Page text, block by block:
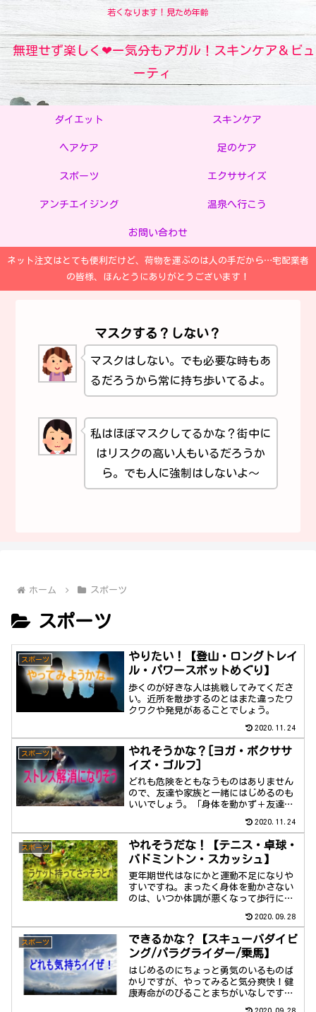
若くなります！見ため年齢
無理せず楽しく❤ー気分もアガル！スキンケア＆ビュ
ーティ
ダイエット スキンケア
ヘアケア 足のケア
スポーツ エクササイズ
アンチエイジング 温泉へ行こう
お問い合わせ
ネット注文はとても便利だけど、荷物を運ぶのは人の手だから…宅配業者
の皆様、ほんとうにありがとうございます！
マスクする？しない？
マスクはしない。でも必要な時もあ
るだろうから常に持ち歩いてるよ。
私はほぼマスクしてるかな？街中に
はリスクの高い人もいるだろうか
ら。でも人に強制はしないよ～
ホーム スポーツ
スポーツ
スポーツ
やりたい！【登山・ロングトレイ
ル・パワースポットめぐり】
歩くのが好きな人は挑戦してみてくださ
い。近所を散歩するのとはまた違ったワ
クワクや発見があることでしょう。
2020.11.24
スポーツ
やれそうかな？[ヨガ・ボクササ
イズ・ゴルフ]
どれも危険をともなうものはありません
ので、友達や家族と一緒にはじめるのも
いいでしょう。「身体を動かず＋友達が
2020.11.24
スポーツ
やれそうだな！【テニス・卓球・
バドミントン・スカッシュ】
更年期世代はなにかと運動不足になりや
すいですね。まったく身体を動かさない
のは、いつか体調が悪くなって歩行に影
2020.09.28
スポーツ
できるかな？【スキューバダイビ
ング/パラグライダー/乗馬】
はじめるのにちょっと勇気のいるものば
かりですが、やってみると気分爽快！健
康寿命がのびることまちがいなしです！
2020.09.28